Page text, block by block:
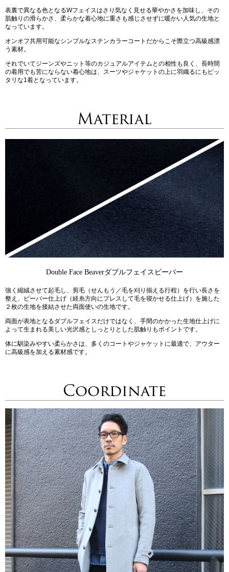
表裏で異なる色となるWフェイスはさり気なく見せる華やかさを加味し、その
肌触りの滑らかさ、柔らかな着心地に重さも感じさせずに暖かい人気の生地と
なっています。
オンオフ共用可能なシンプルなステンカラーコートだからこそ際立つ高級感漂
う素材。
それでいてジーンズやニット等のカジュアルアイテムとの相性も良く、長時間
の着用でも苦にならない着心地は、スーツやジャケットの上に羽織るにもピッ
タリな1着となっています。
Material
Double Face Beaverダブルフェイスビーバー
強く縮絨させて起毛し、剪毛（せんもう／毛を刈り揃える行程）を行い長さを
整え、ビーバー仕上げ（経糸方向にプレスして毛を寝かせる仕上げ）を施した
２枚の生地を接結させた両面使いの生地です。
両面が表地となるダブルフェイスだけではなく、手間のかかった生地仕上げに
よって生まれる美しい光沢感としっとりとした肌触りもポイントです。
体に馴染みやすい柔らかさは、多くのコートやジャケットに最適で、アウター
に高級感を加える素材感です。
Coordinate